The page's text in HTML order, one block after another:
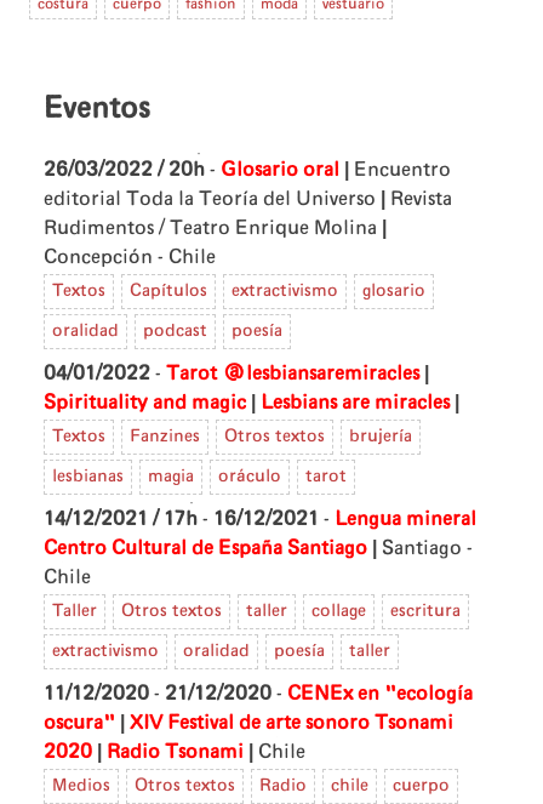
costura cuerpo fashion moda vestuario
Eventos
26/03/2022 / 20h - Glosario oral
Encuentro
editorial Toda la Teoría del Universo
Revista
Rudimentos / Teatro Enrique Molina
Concepción - Chile
Textos Capítulos extractivismo glosario
oralidad podcast poesía
04/01/2022 - Tarot @lesbiansaremiracles
Spirituality and magic Lesbians are miracles
Textos Fanzines Otros textos brujería
lesbianas magia oráculo tarot
14/12/2021 / 17h - 16/12/2021 - Lengua mineral
Centro Cultural de España Santiago
Santiago -
Chile
Taller Otros textos taller collage escritura
extractivismo oralidad poesía taller
11/12/2020 - 21/12/2020 - CENEx en "ecología
oscura"
XIV Festival de arte sonoro Tsonami
2020
Radio Tsonami Chile
Medios Otros textos Radio chile cuerpo